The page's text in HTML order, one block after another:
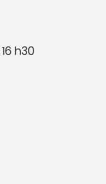
h30